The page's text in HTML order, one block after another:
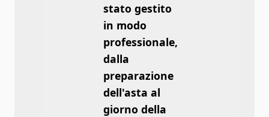
stato gestito
in modo
professionale,
dalla
preparazione
dell'asta al
giorno della